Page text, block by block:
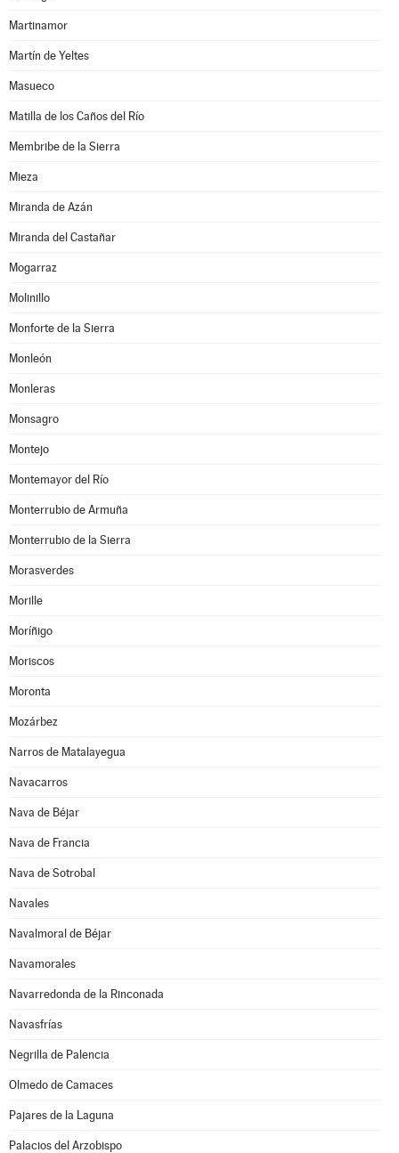
Martinamor
Martín de Yeltes
Masueco
Matilla de los Caños del Río
Membribe de la Sierra
Mieza
Miranda de Azán
Miranda del Castañar
Mogarraz
Molinillo
Monforte de la Sierra
Monleón
Monleras
Monsagro
Montejo
Montemayor del Río
Monterrubio de Armuña
Monterrubio de la Sierra
Morasverdes
Morille
Moríñigo
Moriscos
Moronta
Mozárbez
Narros de Matalayegua
Navacarros
Nava de Béjar
Nava de Francia
Nava de Sotrobal
Navales
Navalmoral de Béjar
Navamorales
Navarredonda de la Rinconada
Navasfrías
Negrilla de Palencia
Olmedo de Camaces
Pajares de la Laguna
Palacios del Arzobispo